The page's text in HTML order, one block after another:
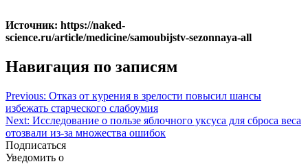
Источник: https://naked-
science.ru/article/medicine/samoubijstv-sezonnaya-all
Навигация по записям
Previous: Отказ от курения в зрелости повысил шансы
избежать старческого слабоумия
Next: Исследование о пользе яблочного уксуса для сброса веса
отозвали из-за множества ошибок
Подписаться
Уведомить о